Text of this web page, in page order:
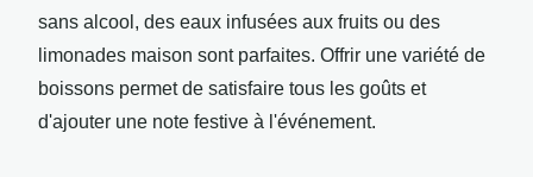
sans alcool, des eaux infusées aux fruits ou des
limonades maison sont parfaites. Offrir une variété de
boissons permet de satisfaire tous les goûts et
d'ajouter une note festive à l'événement.